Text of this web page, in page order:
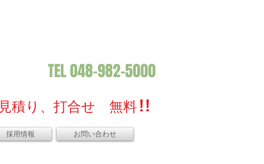
TEL 048-982-5000
見積り、打合せ 無料 ! !
採用情報 お問い合わせ